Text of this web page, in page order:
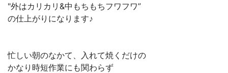
"外はカリカリ&中もちもちフワフワ”
の仕上がりになります♪
忙しい朝のなかて、入れて焼くだけの
かなり時短作業にも関わらず